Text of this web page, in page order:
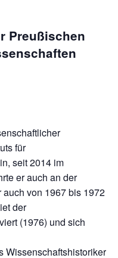
Preußischen
für
seit 2014 im
er auch an der
von 1967 bis 1972
der
(1976) und sich
Wissenschaftshistoriker